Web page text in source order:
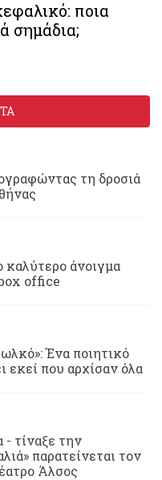
ποια
σημάδια;
τη δροσιά
καλύτερο άνοιγμα
office
Ένα ποιητικό
εκεί που αρχίσαν όλα
τίναξε την
παρατείνεται τον
Άλσος